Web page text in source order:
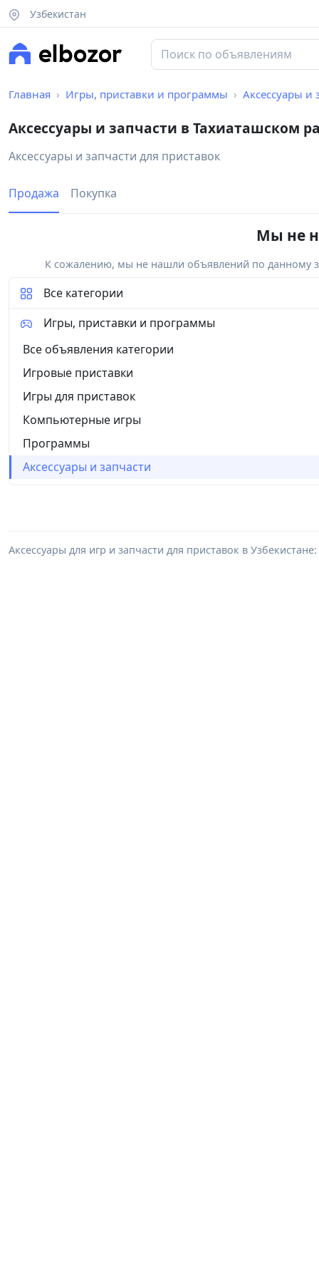
Узбекистан
Главная Игры, приставки и программы Аксессуары и
Аксессуары и запчасти в Тахиаташском
Аксессуары и запчасти для приставок
Продажа Покупка
Мы не
К сожалению, мы не нашли объявлений по данному
Все категории
Игры, приставки и программы
Все объявления категории
Игровые приставки
Игры для приставок
Компьютерные игры
Программы
Аксессуары и запчасти
Аксессуары для игр и запчасти для приставок в